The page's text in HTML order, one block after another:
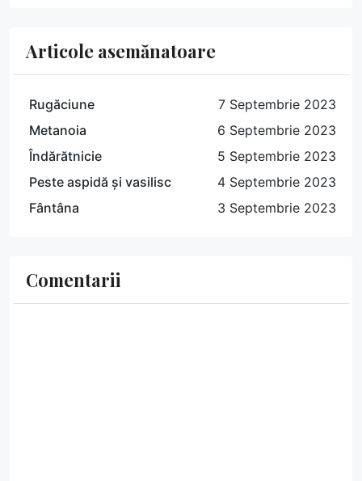
Articole asemănatoare
Rugăciune
7 Septembrie 2023
Metanoia
6 Septembrie 2023
Îndărătnicie
5 Septembrie 2023
Peste aspidă și vasilisc
4 Septembrie 2023
Fântâna
3 Septembrie 2023
Comentarii